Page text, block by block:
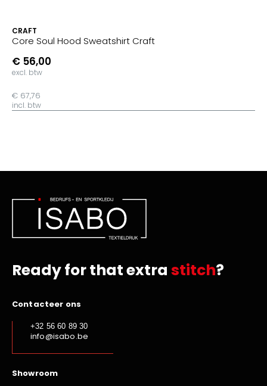
CRAFT
Core Soul Hood Sweatshirt Craft
€ 56,00
excl. btw
€ 67,76
incl. btw
Ready for that extra stitch?
Contacteer ons
+32 56 60 89 30
info@isabo.be
Showroom